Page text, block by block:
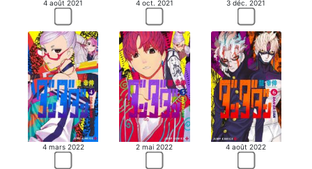
4 août 2021 4 oct. 2021 3 déc. 2021
4 mars 2022 2 mai 2022 4 août 2022